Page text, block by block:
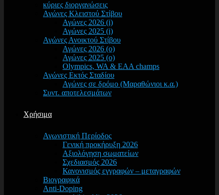
κύριες διοργανώσεις
Αγώνες Κλειστού Στίβου
Αγώνες 2026 (i)
Αγώνες 2025 (i)
Αγώνες Ανοικτού Στίβου
Αγώνες 2026 (o)
Αγώνες 2025 (o)
Olympics, WA & EAA champs
Αγώνες Εκτός Σταδίου
Αγώνες σε δρόμο (Μαραθώνιοι κ.α.)
Συντ. αποτελεσμάτων
Χρήσιμα
Αγωνιστική Περίοδος
Γενική προκήρυξη 2026
Αξιολόγηση σωματείων
Σχεδιασμός 2026
Κανονισμός εγγραφών – μεταγραφών
Βιογραφικά
Anti-Doping